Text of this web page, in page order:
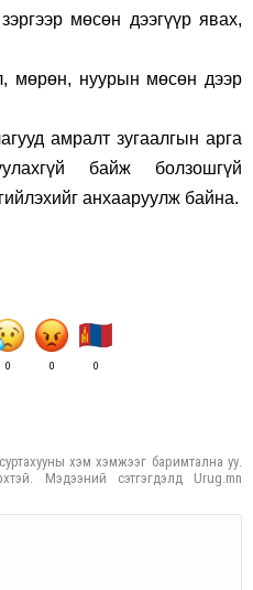
мөсөн дээгүүр явах,
мөрөн, нуурын мөсөн дээр
амралт зугаалгын арга
байж болзошгүй
анхааруулж байна.
0 0 0
хэм хэмжээг баримтална уу.
Мэдээний сэтгэгдэлд Urug.mn